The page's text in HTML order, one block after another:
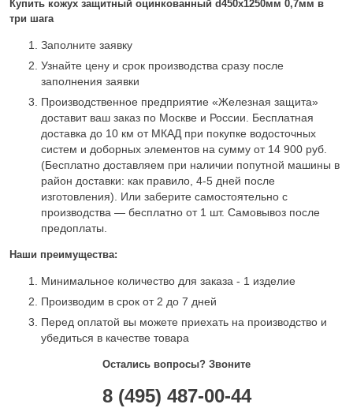
Купить кожух защитный оцинкованный d450х1250мм 0,7мм в
три шага
Заполните заявку
Узнайте цену и срок производства сразу после
заполнения заявки
Производственное предприятие «Железная защита»
доставит ваш заказ по Москве и России. Бесплатная
доставка до 10 км от МКАД при покупке водосточных
систем и доборных элементов на сумму от 14 900 руб.
(Бесплатно доставляем при наличии попутной машины в
район доставки: как правило, 4-5 дней после
изготовления). Или заберите самостоятельно с
производства — бесплатно от 1 шт. Самовывоз после
предоплаты.
Наши преимущества:
Минимальное количество для заказа - 1 изделие
Производим в срок от 2 до 7 дней
Перед оплатой вы можете приехать на производство и
убедиться в качестве товара
Остались вопросы? Звоните
8 (495) 487-00-44